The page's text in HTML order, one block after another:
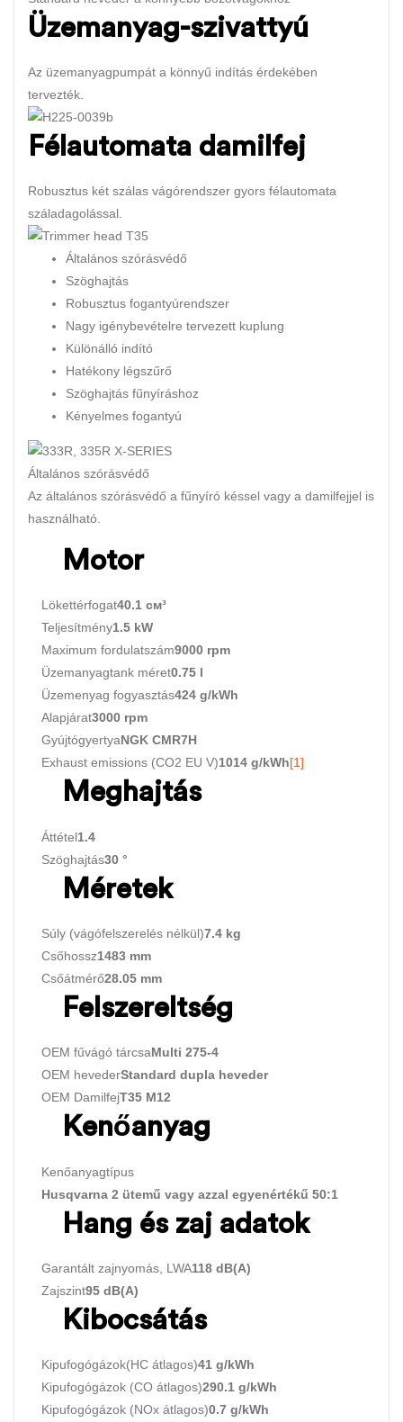
Üzemanyag-szivattyú
Az üzemanyagpumpát a könnyű indítás érdekében
tervezték.
Félautomata damilfej
Robusztus két szálas vágórendszer gyors félautomata
száladagolással.
Általános szórásvédő
Szöghajtás
Robusztus fogantyúrendszer
Nagy igénybevételre tervezett kuplung
Különálló indító
Hatékony légszűrő
Szöghajtás fűnyíráshoz
Kényelmes fogantyú
Általános szórásvédő
Az általános szórásvédő a fűnyíró késsel vagy a damilfejjel is
használható.
Motor
Lökettérfogat40.1 см³
Teljesítmény1.5 kW
Maximum fordulatszám9000 rpm
Üzemanyagtank méret0.75 l
Üzemenyag fogyasztás424 g/kWh
Alapjárat3000 rpm
GyújtógyertyaNGK CMR7H
Exhaust emissions (CO2 EU V)1014 g/kWh[1]
Meghajtás
Áttétel1.4
Szöghajtás30 °
Méretek
Súly (vágófelszerelés nélkül)7.4 kg
Csőhossz1483 mm
Csőátmérő28.05 mm
Felszereltség
OEM fűvágó tárcsaMulti 275-4
OEM hevederStandard dupla heveder
OEM DamilfejT35 M12
Kenőanyag
Kenőanyagtípus
Husqvarna 2 ütemű vagy azzal egyenértékű 50:1
Hang és zaj adatok
Garantált zajnyomás, LWA118 dB(A)
Zajszint95 dB(A)
Kibocsátás
Kipufogógázok(HC átlagos)41 g/kWh
Kipufogógázok (CO átlagos)290.1 g/kWh
Kipufogógázok (NOx átlagos)0.7 g/kWh